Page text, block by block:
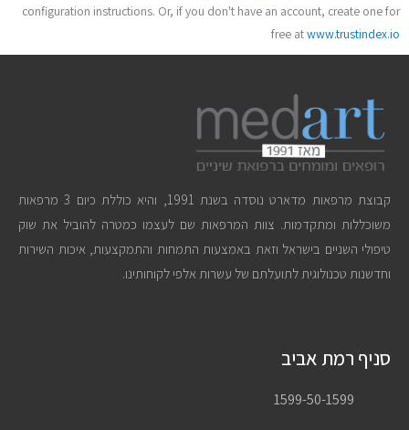
configuration instructions. Or, if you don't have an account, create one for
free atwww.trustindex.io
קבוצת מרפאות מדארט נוסדה בשנת 1991, והיא כוללת כיום 3 מרפאות
משוכללות ומתקדמות. צוות המרפאות שם לעצמו כמטרה להוביל את שוק
טיפולי השניים בישראל וזאת באמצעות התמחות והתמקצעות, איכות השירות
וחדשנות טכנולוגית לתועלתם של עשרות אלפי לקוחותינו.
סניף רמת אביב
1599-50-1599